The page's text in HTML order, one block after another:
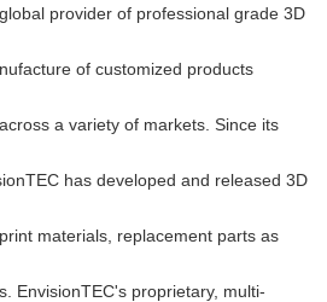
provider of professional grade 3D
of customized products
a variety of markets. Since its
has developed and released 3D
materials, replacement parts as
EnvisionTEC's proprietary, multi-